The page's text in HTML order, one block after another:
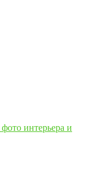
интерьера и